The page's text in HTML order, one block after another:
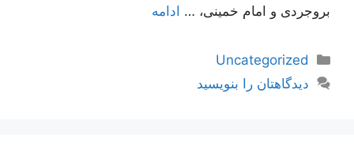
بروجردی و امام خمینی، … ادامه
دسته‌ها
Uncategorized
دیدگاهتان را بنویسید